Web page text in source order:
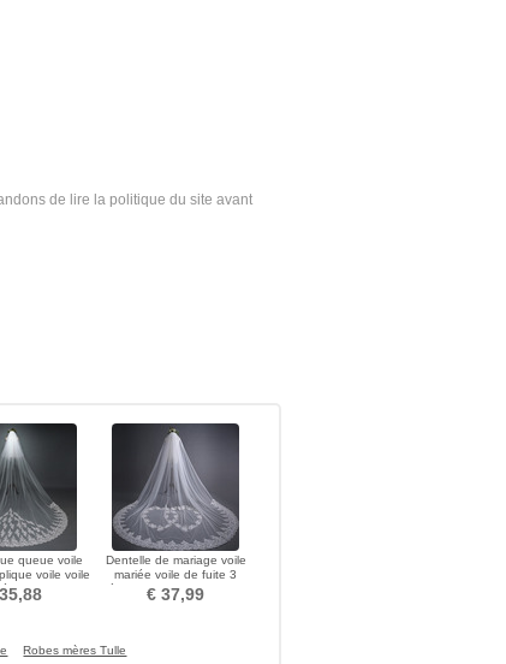
de lire la politique du site avant
queue voile
voile voile
pas cher
Dentelle de mariage voile
mariée voile de fuite 3
mètres de long accessoires
de mariage usine en gros
€ 37,99
Robes mères Tulle